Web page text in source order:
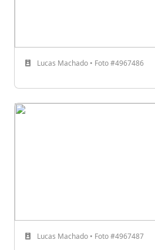
Lucas Machado • Foto #4967486
Lucas Machado • Foto #4967487